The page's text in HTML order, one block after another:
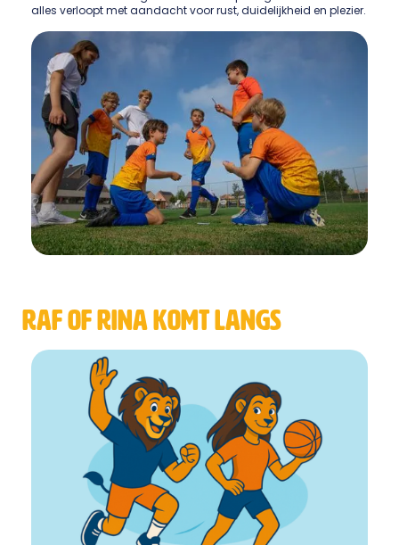
alles verloopt met aandacht voor rust, duidelijkheid en plezier.
raf of rina komt langs